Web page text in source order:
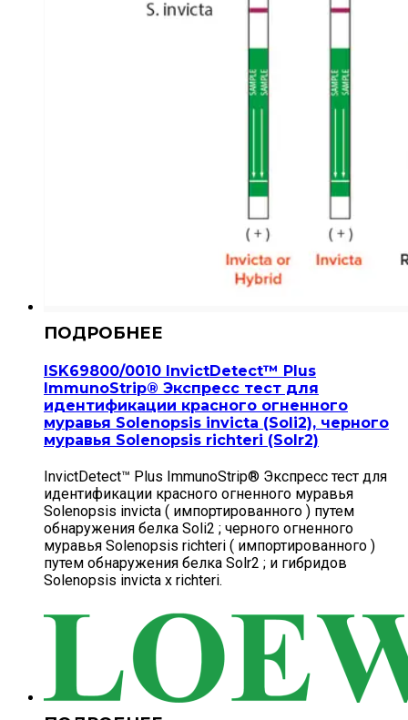
ISK69800/0010 InvictDetect™ Plus
ImmunoStrip® Экспресс тест для
идентификации красного огненного
муравья Solenopsis invicta (Soli2), черного
муравья Solenopsis richteri (Solr2)
InvictDetect™ Plus ImmunoStrip® Экспресс тест для
идентификации красного огненного муравья
Solenopsis invicta ( импортированного ) путем
обнаружения белка Soli2 ; черного огненного
муравья Solenopsis richteri ( импортированного )
путем обнаружения белка Solr2 ; и гибридов
Solenopsis invicta х richteri.